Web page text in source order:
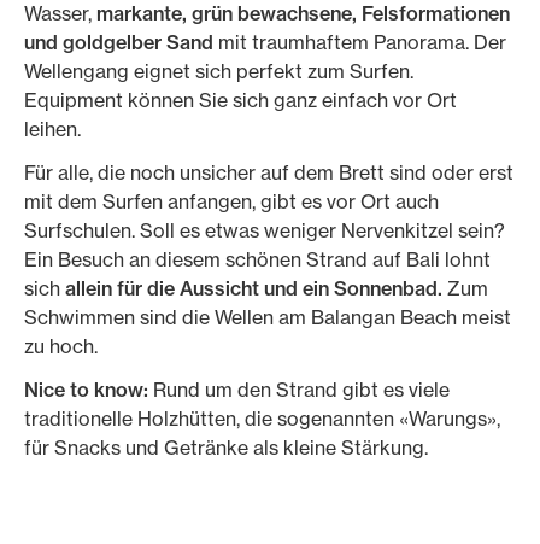
Wasser, markante, grün bewachsene, Felsformationen
und goldgelber Sand mit traumhaftem Panorama. Der
Wellengang eignet sich perfekt zum Surfen.
Equipment können Sie sich ganz einfach vor Ort
leihen.
Für alle, die noch unsicher auf dem Brett sind oder erst
mit dem Surfen anfangen, gibt es vor Ort auch
Surfschulen. Soll es etwas weniger Nervenkitzel sein?
Ein Besuch an diesem schönen Strand auf Bali lohnt
sich allein für die Aussicht und ein Sonnenbad. Zum
Schwimmen sind die Wellen am Balangan Beach meist
zu hoch.
Nice to know: Rund um den Strand gibt es viele
traditionelle Holzhütten, die sogenannten «Warungs»,
für Snacks und Getränke als kleine Stärkung.